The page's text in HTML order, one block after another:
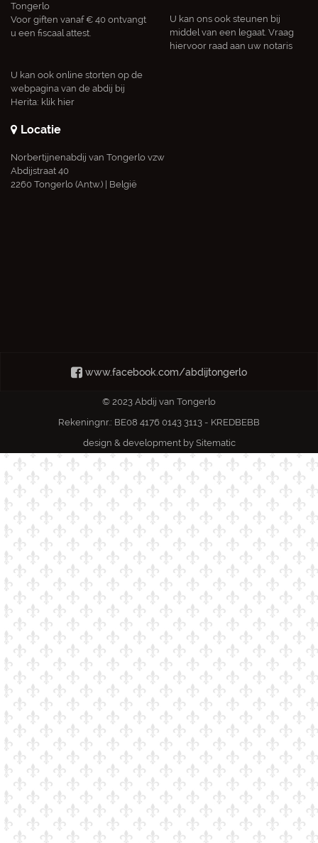
Tongerlo
Voor giften vanaf € 40 ontvangt
u een fiscaal attest.
U kan ook online storten op de
webpagina van de abdij bij
Herita: klik hier
U kan ons ook steunen bij
middel van een legaat. Vraag
hiervoor raad aan uw notaris
Locatie
Norbertijnenabdij van Tongerlo vzw
Abdijstraat 40
2260 Tongerlo (Antw.) | België
www.facebook.com/abdijtongerlo
© 2023 Abdij van Tongerlo
Rekeningnr.: BE08 4176 0143 3113 - KREDBEBB
design & development by Sitematic